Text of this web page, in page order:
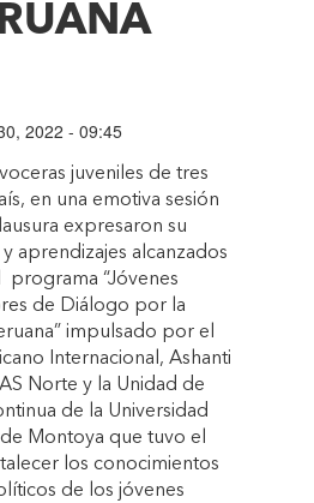
2022 - 09:45
juveniles de tres
en una emotiva sesión
expresaron su
aprendizajes alcanzados
programa “Jóvenes
de Diálogo por la
impulsado por el
Internacional, Ashanti
Norte y la Unidad de
de la Universidad
Montoya que tuvo el
los conocimientos
de los jóvenes